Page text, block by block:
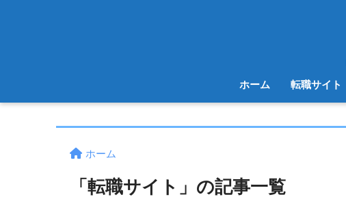
ホーム 転職サイト
ホーム
「転職サイト」の記事一覧